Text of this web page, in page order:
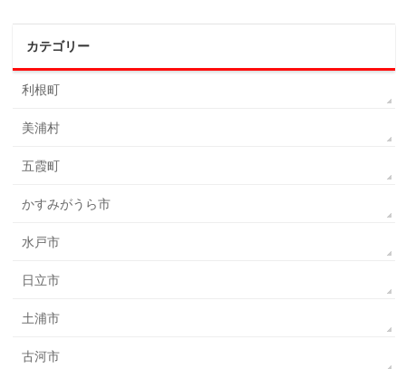
カテゴリー
利根町
美浦村
五霞町
かすみがうら市
水戸市
日立市
土浦市
古河市